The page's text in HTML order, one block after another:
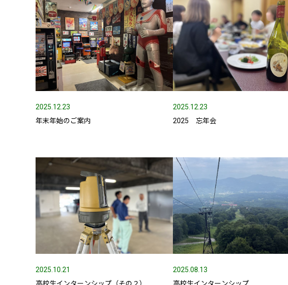
2025.12.23
年末年始のご案内
2025.12.23
2025 忘年会
2025.10.21
2025.08.13
お知らせ
採用情報
採用メッセージ
野本組紹介MOVIE
社員紹介・インタビュー
一般採用 野本組
一般採用 アグリ事業部
社内制度・福利厚生
お問い合わせ